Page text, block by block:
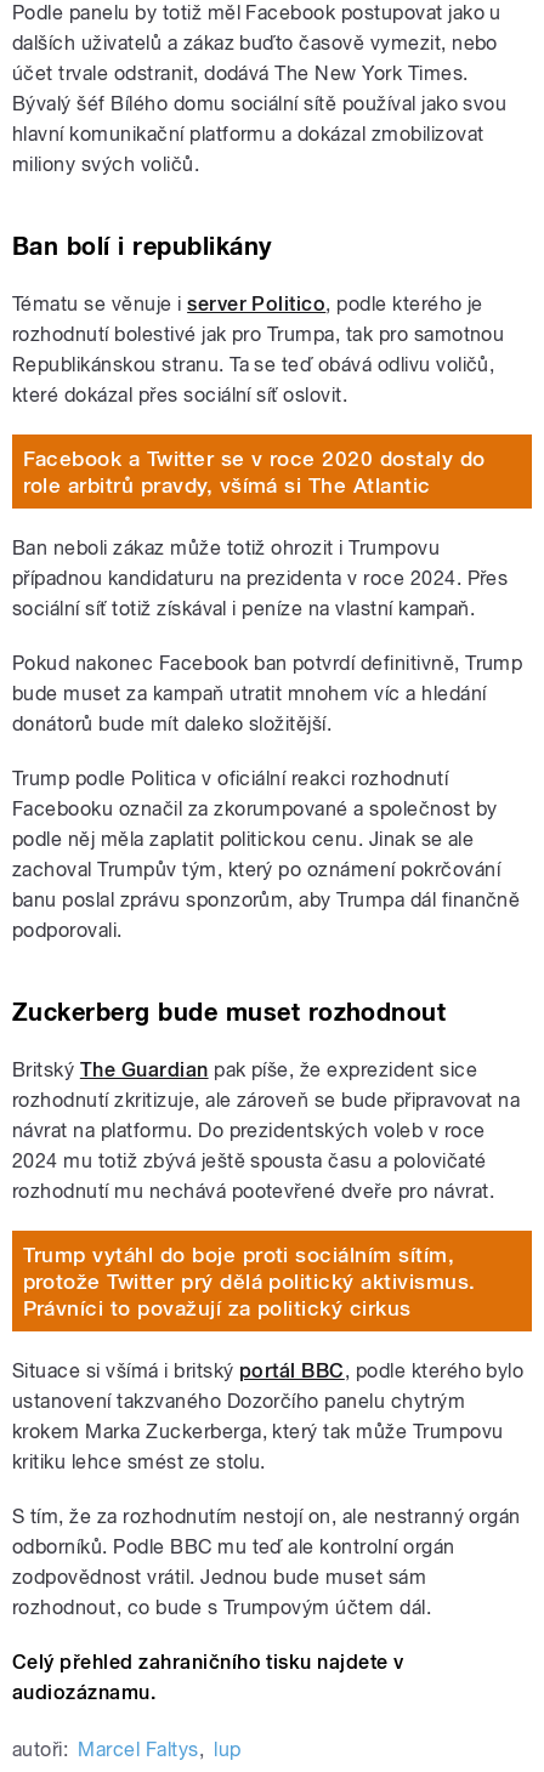
Podle panelu by totiž měl Facebook postupovat jako u
dalších uživatelů a zákaz buďto časově vymezit, nebo
účet trvale odstranit, dodává The New York Times.
Bývalý šéf Bílého domu sociální sítě používal jako svou
hlavní komunikační platformu a dokázal zmobilizovat
miliony svých voličů.
Ban bolí i republikány
Tématu se věnuje iserver Politico, podle kterého je
rozhodnutí bolestivé jak pro Trumpa, tak pro samotnou
Republikánskou stranu. Ta se teď obává odlivu voličů,
které dokázal přes sociální síť oslovit.
Facebook a Twitter se v roce 2020 dostaly do
role arbitrů pravdy, všímá si The Atlantic
Ban neboli zákaz může totiž ohrozit i Trumpovu
případnou kandidaturu na prezidenta v roce 2024. Přes
sociální síť totiž získával i peníze na vlastní kampaň.
Pokud nakonec Facebook ban potvrdí definitivně, Trump
bude muset za kampaň utratit mnohem víc a hledání
donátorů bude mít daleko složitější.
Trump podle Politica v oficiální reakci rozhodnutí
Facebooku označil za zkorumpované a společnost by
podle něj měla zaplatit politickou cenu. Jinak se ale
zachoval Trumpův tým, který po oznámení pokrčování
banu poslal zprávu sponzorům, aby Trumpa dál finančně
podporovali.
Zuckerberg bude muset rozhodnout
Britský The Guardian pak píše, že exprezident sice
rozhodnutí zkritizuje, ale zároveň se bude připravovat na
návrat na platformu. Do prezidentských voleb v roce
2024 mu totiž zbývá ještě spousta času a polovičaté
rozhodnutí mu nechává pootevřené dveře pro návrat.
Trump vytáhl do boje proti sociálním sítím,
protože Twitter prý dělá politický aktivismus.
Právníci to považují za politický cirkus
Situace si všímá i britský portál BBC, podle kterého bylo
ustanovení takzvaného Dozorčího panelu chytrým
krokem Marka Zuckerberga, který tak může Trumpovu
kritiku lehce smést ze stolu.
S tím, že za rozhodnutím nestojí on, ale nestranný orgán
odborníků. Podle BBC mu teď ale kontrolní orgán
zodpovědnost vrátil. Jednou bude muset sám
rozhodnout, co bude s Trumpovým účtem dál.
Celý přehled zahraničního tisku najdete v
audiozáznamu.
autoři: Marcel Faltys, lup